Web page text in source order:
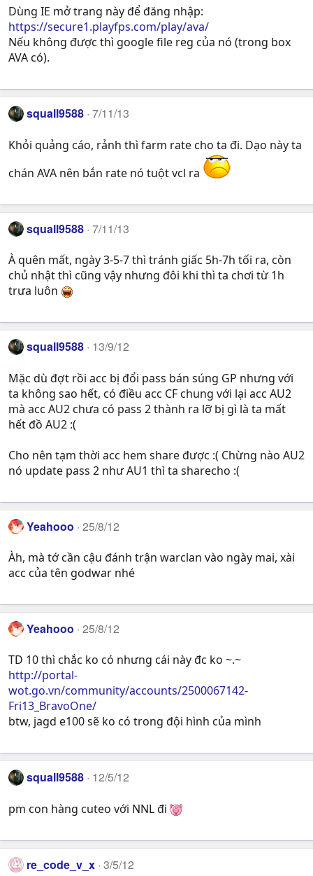
Dùng IE mở trang này để đăng nhập:
https://secure1.playfps.com/play/ava/
Nếu không được thì google file reg của nó (trong box
AVA có).
squall9588 7/11/13
Khỏi quảng cáo, rảnh thì farm rate cho ta đi. Dạo này ta
chán AVA nên bắn rate nó tuột vcl ra
squall9588 7/11/13
À quên mất, ngày 3-5-7 thì tránh giấc 5h-7h tối ra, còn
chủ nhật thì cũng vậy nhưng đôi khi thì ta chơi từ 1h
trưa luôn
squall9588 13/9/12
Mặc dù đợt rồi acc bị đổi pass bán súng GP nhưng với
ta không sao hết, có điều acc CF chung với lại acc AU2
mà acc AU2 chưa có pass 2 thành ra lỡ bị gì là ta mất
hết đồ AU2 :(
Cho nên tạm thời acc hem share được :( Chừng nào AU2
nó update pass 2 như AU1 thì ta sharecho :(
Yeahooo 25/8/12
Àh, mà tớ cần cậu đánh trận warclan vào ngày mai, xài
acc của tên godwar nhé
Yeahooo 25/8/12
TD 10 thì chắc ko có nhưng cái này đc ko ~.~
http://portal-
wot.go.vn/community/accounts/2500067142-
Fri13_BravoOne/
btw, jagd e100 sẽ ko có trong đội hình của mình
squall9588 12/5/12
pm con hàng cuteo với NNL đi
re_code_v_x 3/5/12